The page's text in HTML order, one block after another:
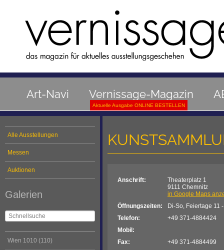
Art-Navi Vernissage-Magazin
Aktuelle Ausgabe ONLINE BESTELLEN
Alle Ausstellungen
Messen
Auktionen
Galerien
Wien 1010 (110)
Anschrift:
Theaterplatz 1
9111 Chemnitz
in Google Maps
Öffnungszeiten:
Di-So, Feiertage 11
Telefon:
+49 371-4884424
Mobil:
Fax:
+49 371-4884499